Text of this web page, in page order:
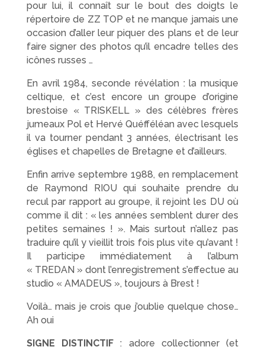
pour lui, il connaît sur le bout des doigts le
répertoire de ZZ TOP et ne manque jamais une
occasion d’aller leur piquer des plans et de leur
faire signer des photos qu’il encadre telles des
icônes russes …
En avril 1984, seconde révélation : la musique
celtique, et c’est encore un groupe d’origine
brestoise « TRISKELL » des célèbres frères
jumeaux Pol et Hervé Quéfféléan avec lesquels
il va tourner pendant 3 années, électrisant les
églises et chapelles de Bretagne et d’ailleurs.
Enfin arrive septembre 1988, en remplacement
de Raymond RIOU qui souhaite prendre du
recul par rapport au groupe, il rejoint les DU où
comme il dit : « les années semblent durer des
petites semaines ! ». Mais surtout n’allez pas
traduire qu’il y vieillit trois fois plus vite qu’avant !
Il participe immédiatement à l’album
« TREDAN » dont l’enregistrement s’effectue au
studio « AMADEUS », toujours à Brest !
Voilà… mais je crois que j’oublie quelque chose…
Ah oui
SIGNE DISTINCTIF : adore collectionner (et